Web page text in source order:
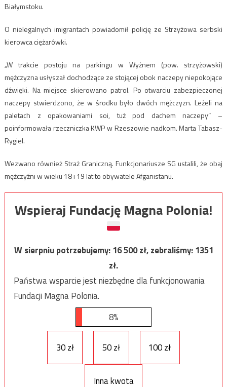
Białymstoku.
O nielegalnych imigrantach powiadomił policję ze Strzyżowa serbski
kierowca ciężarówki.
„W trakcie postoju na parkingu w Wyżnem (pow. strzyżowski)
mężczyzna usłyszał dochodzące ze stojącej obok naczepy niepokojące
dźwięki. Na miejsce skierowano patrol. Po otwarciu zabezpieczonej
naczepy stwierdzono, że w środku było dwóch mężczyzn. Leżeli na
paletach z opakowaniami soi, tuż pod dachem naczepy” –
poinformowała rzeczniczka KWP w Rzeszowie nadkom. Marta Tabasz-
Rygiel.
Wezwano również Straż Graniczną. Funkcjonariusze SG ustalili, że obaj
mężczyźni w wieku 18 i 19 lat to obywatele Afganistanu.
Wspieraj Fundację Magna Polonia!
W sierpniu potrzebujemy:16 500zł, zebraliśmy:1351
zł.
Państwa wsparcie jest niezbędne dla funkcjonowania
Fundacji Magna Polonia.
8%
30 zł 50 zł 100 zł
Inna kwota